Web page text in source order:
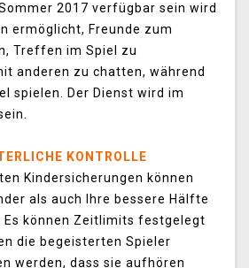
2017 verfügbar sein wird
ermöglicht, Freunde zum
Treffen im Spiel zu
anderen zu chatten, während
spielen. Der Dienst wird im
KONTROLLE
Kindersicherungen können
als auch Ihre bessere Hälfte
Es können Zeitlimits festgelegt
die begeisterten Spieler
werden, dass sie aufhören